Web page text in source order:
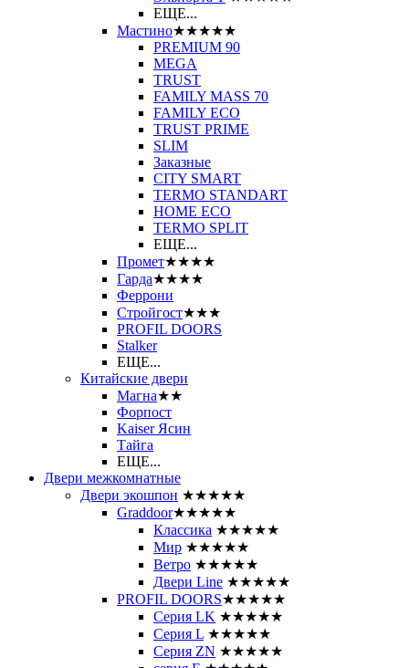
ЕЩЕ...
Мастино★★★★★
PREMIUM 90
MEGA
TRUST
FAMILY MASS 70
FAMILY ECO
TRUST PRIME
SLIM
Заказные
CITY SMART
TERMO STANDART
HOME ECO
ТЕRМО SPLIT
ЕЩЕ...
Промет★★★★
Гарда★★★★
Феррони
Стройгост★★★
PROFIL DOORS
Stalker
ЕЩЕ...
Китайские двери
Магна★★
Форпост
Kaiser Ясин
Тайга
ЕЩЕ...
Двери межкомнатные
Двери экошпон ★★★★★
Graddoor★★★★★
Классика ★★★★★
Мир ★★★★★
Ветро ★★★★★
Двери Line ★★★★★
PROFIL DOORS★★★★★
Серия LK ★★★★★
Серия L ★★★★★
Серия ZN ★★★★★